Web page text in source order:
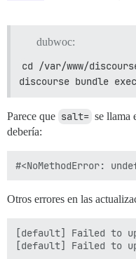
dubwoc:
cd /var/www/
discourse bundle
Parece que salt= se llama
debería:
Otros errores en las
[default] Failed to